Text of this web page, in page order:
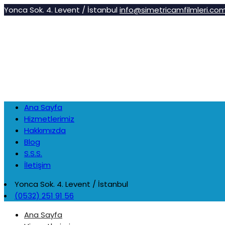
Yonca Sok. 4. Levent / İstanbul
Ana Sayfa
Hizmetlerimiz
Hakkımızda
Blog
S.S.S.
İletişim
Yonca Sok. 4. Levent / İstanbul
(0532) 251 91 56
Ana Sayfa